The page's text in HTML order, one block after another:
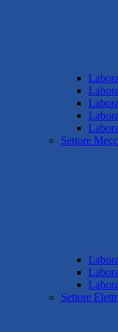
Settore
Settore